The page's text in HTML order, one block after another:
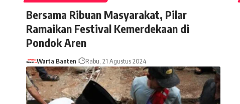
Bersama Ribuan Masyarakat, Pilar
Ramaikan Festival Kemerdekaan di
Pondok Aren
Warta Banten Rabu, 21 Agustus 2024